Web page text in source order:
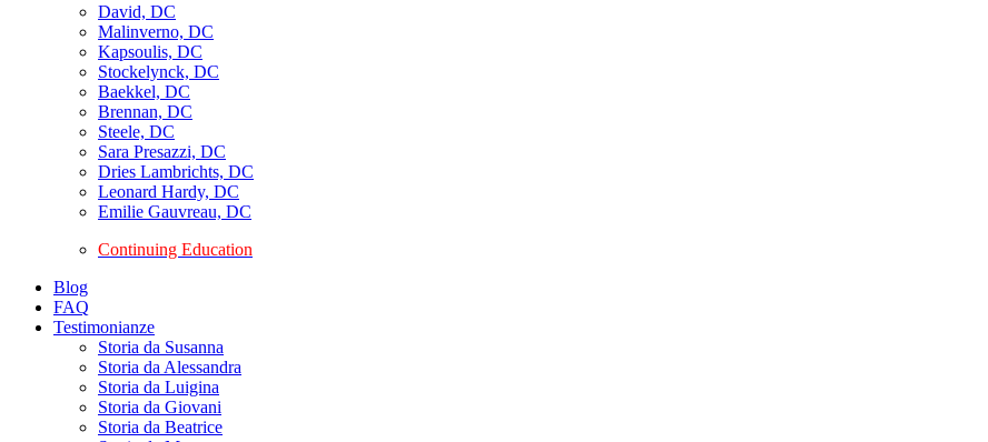
David, DC
Malinverno, DC
Kapsoulis, DC
Stockelynck, DC
Baekkel, DC
Brennan, DC
Steele, DC
Sara Presazzi, DC
Dries Lambrichts, DC
Leonard Hardy, DC
Emilie Gauvreau, DC
Continuing Education
Blog
FAQ
Testimonianze
Storia da Susanna
Storia da Alessandra
Storia da Luigina
Storia da Giovani
Storia da Beatrice